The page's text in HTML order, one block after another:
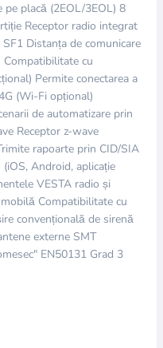
placă (2EOL/3EOL) 8
Receptor radio integrat
Distanța de comunicare
cu
Permite conectarea a
(Wi-Fi opțional)
de automatizare prin
Receptor z-wave
rapoarte prin CID/SIA
Android, aplicație
VESTA radio și
Compatibilitate cu
convențională de sirenă
externe SMT
EN50131 Grad 3